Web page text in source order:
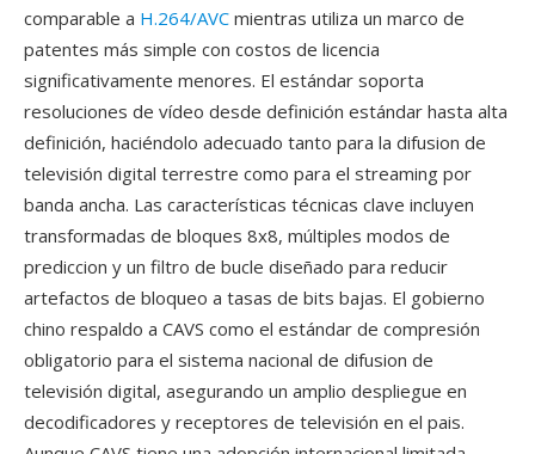
comparable a H.264/AVC mientras utiliza un marco de
patentes más simple con costos de licencia
significativamente menores. El estándar soporta
resoluciones de vídeo desde definición estándar hasta alta
definición, haciéndolo adecuado tanto para la difusion de
televisión digital terrestre como para el streaming por
banda ancha. Las características técnicas clave incluyen
transformadas de bloques 8x8, múltiples modos de
prediccion y un filtro de bucle diseñado para reducir
artefactos de bloqueo a tasas de bits bajas. El gobierno
chino respaldo a CAVS como el estándar de compresión
obligatorio para el sistema nacional de difusion de
televisión digital, asegurando un amplio despliegue en
decodificadores y receptores de televisión en el pais.